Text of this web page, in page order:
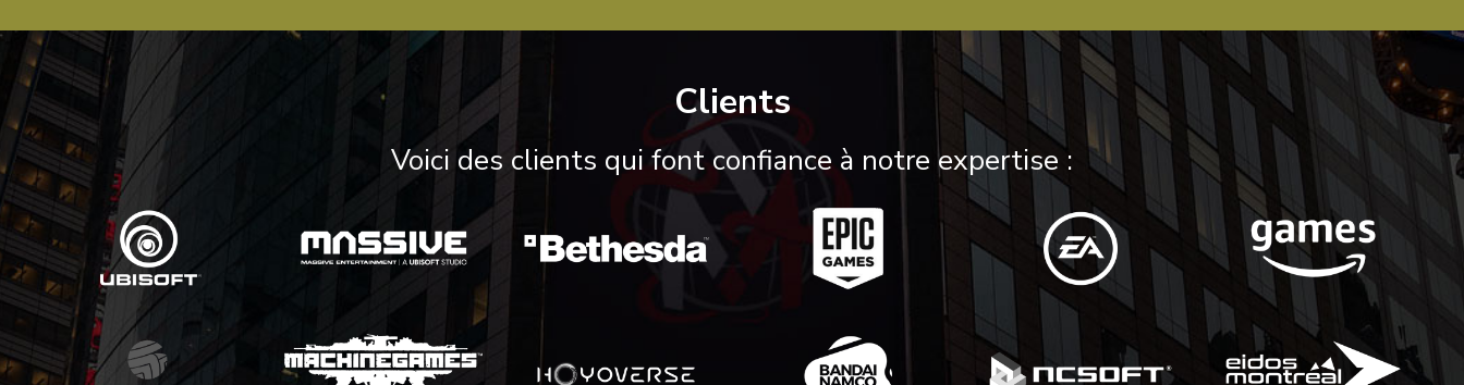
Clients
Voici des clients qui font confiance à notre expertise :